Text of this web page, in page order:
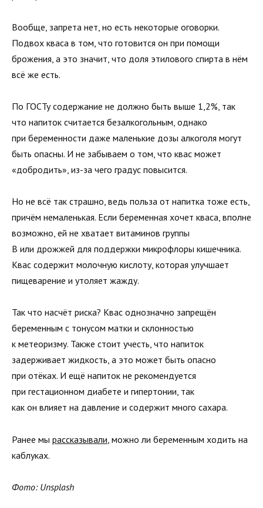
Вообще, запрета нет, но есть некоторые оговорки.
Подвох кваса в том, что готовится он при помощи
брожения, а это значит, что доля этилового спирта в нём
всё же есть.
По ГОСТу содержание не должно быть выше 1,2%, так
что напиток считается безалкогольным, однако
при беременности даже маленькие дозы алкоголя могут
быть опасны. И не забываем о том, что квас может
«добродить», из-за чего градус повысится.
Но не всё так страшно, ведь польза от напитка тоже есть,
причём немаленькая. Если беременная хочет кваса, вполне
возможно, ей не хватает витаминов группы
В или дрожжей для поддержки микрофлоры кишечника.
Квас содержит молочную кислоту, которая улучшает
пищеварение и утоляет жажду.
Так что насчёт риска? Квас однозначно запрещён
беременным с тонусом матки и склонностью
к метеоризму. Также стоит учесть, что напиток
задерживает жидкость, а это может быть опасно
при отёках. И ещё напиток не рекомендуется
при гестационном диабете и гипертонии, так
как он влияет на давление и содержит много сахара.
Ранее мы рассказывали , можно ли беременным ходить на
каблуках.
Фото: Unsplash